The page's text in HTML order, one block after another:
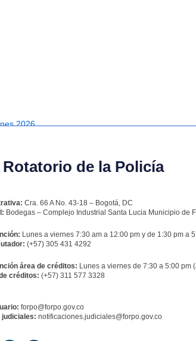
2026
de la Policía
Cra. 66 A No. 43-18 – Bogotá, DC
Bodegas – Complejo Industrial Santa Lucia Municipio de
Lunes a viernes 7:30 am a 12:00 pm y de 1:30 pm a
(+57) 305 431 4292
área de créditos: Lunes a viernes de 7:30 a 5:00 pm
créditos: (+57) 311 577 3328
forpo@forpo.gov.co
notificaciones.judiciales@forpo.gov.co